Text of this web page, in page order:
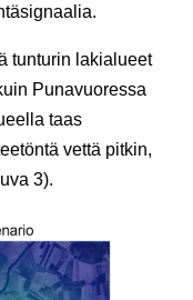
tunturin lakialueet
Punavuoressa
taas
vettä pitkin,
3).